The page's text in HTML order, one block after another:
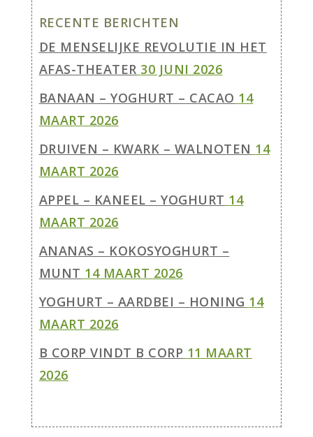
RECENTE BERICHTEN
DE MENSELIJKE REVOLUTIE IN HET
AFAS-THEATER 30 JUNI 2026
BANAAN – YOGHURT – CACAO 14
MAART 2026
DRUIVEN – KWARK – WALNOTEN 14
MAART 2026
APPEL – KANEEL – YOGHURT 14
MAART 2026
ANANAS – KOKOSYOGHURT –
MUNT 14 MAART 2026
YOGHURT – AARDBEI – HONING 14
MAART 2026
B CORP VINDT B CORP 11 MAART
2026